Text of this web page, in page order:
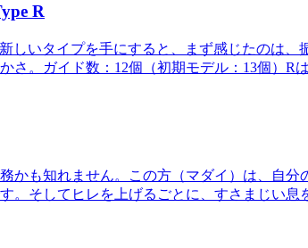
R
しいタイプを手にすると、まず感じたのは
さ。ガイド数：12個（初期モデル：13個）R
かも知れません。この方（マダイ）は、自分
。そしてヒレを上げるごとに、すさまじい息